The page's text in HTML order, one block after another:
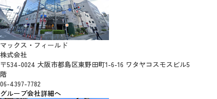
マックス・フィールド
株式会社
〒534-0024 大阪市都島区東野田町1-6-16 ワタヤコスモスビル5
階
06-4397-7782
グループ会社詳細へ